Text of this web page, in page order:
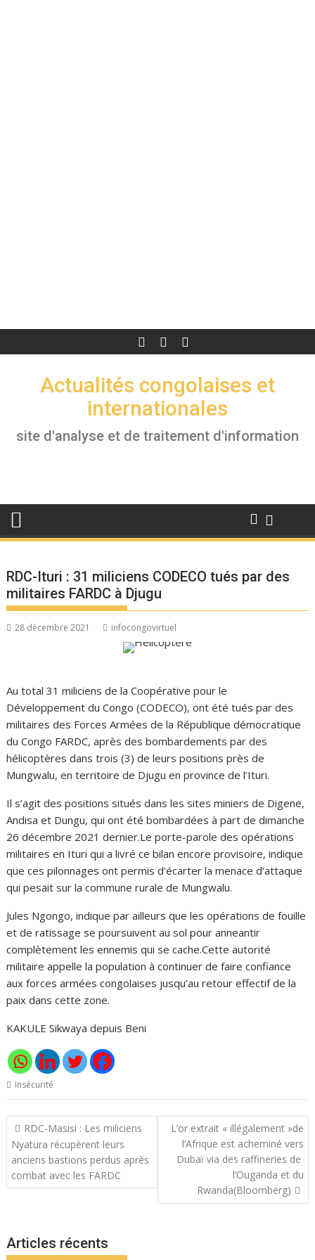
Actualités congolaises et
internationales
site d'analyse et de traitement d'information
RDC-Ituri : 31 miliciens CODECO tués par des
militaires FARDC à Djugu
28 décembre 2021 infocongovirtuel
Au total 31 miliciens de la Coopérative pour le
Développement du Congo (CODECO), ont été tués par des
militaires des Forces Armées de la République démocratique
du Congo FARDC, après des bombardements par des
hélicoptères dans trois (3) de leurs positions près de
Mungwalu, en territoire de Djugu en province de l’Ituri.
Il s’agit des positions situés dans les sites miniers de Digene,
Andisa et Dungu, qui ont été bombardées à part de dimanche
26 décembre 2021 dernier.Le porte-parole des opérations
militaires en Ituri qui a livré ce bilan encore provisoire, indique
que ces pilonnages ont permis d’écarter la menace d’attaque
qui pesait sur la commune rurale de Mungwalu.
Jules Ngongo, indique par ailleurs que les opérations de fouille
et de ratissage se poursuivent au sol pour anneantir
complètement les ennemis qui se cache.Cette autorité
militaire appelle la population à continuer de faire confiance
aux forces armées congolaises jusqu’au retour effectif de la
paix dans cette zone.
KAKULE Sikwaya depuis Beni
Insécurité
Navigation
de
l’article
RDC-Masisi : Les miliciens
Nyatura récupèrent leurs
anciens bastions perdus après
combat avec les FARDC
L’or extrait « illégalement »de
l’Afrique est acheminé vers
Dubaï via des raffineries de
l’Ouganda et du
Rwanda(Bloomberg)
Articles récents